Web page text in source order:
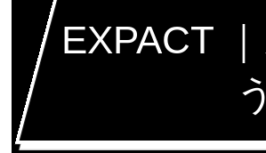
EXPACT